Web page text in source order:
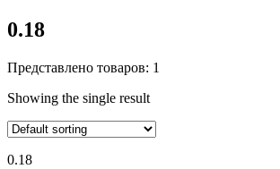
0.18
Представлено товаров: 1
Showing the single result
0.18